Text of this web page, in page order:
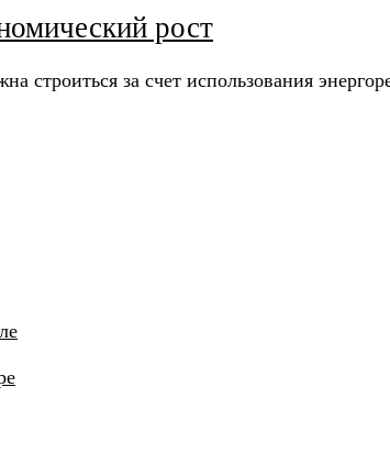
рост
строиться за счет использования